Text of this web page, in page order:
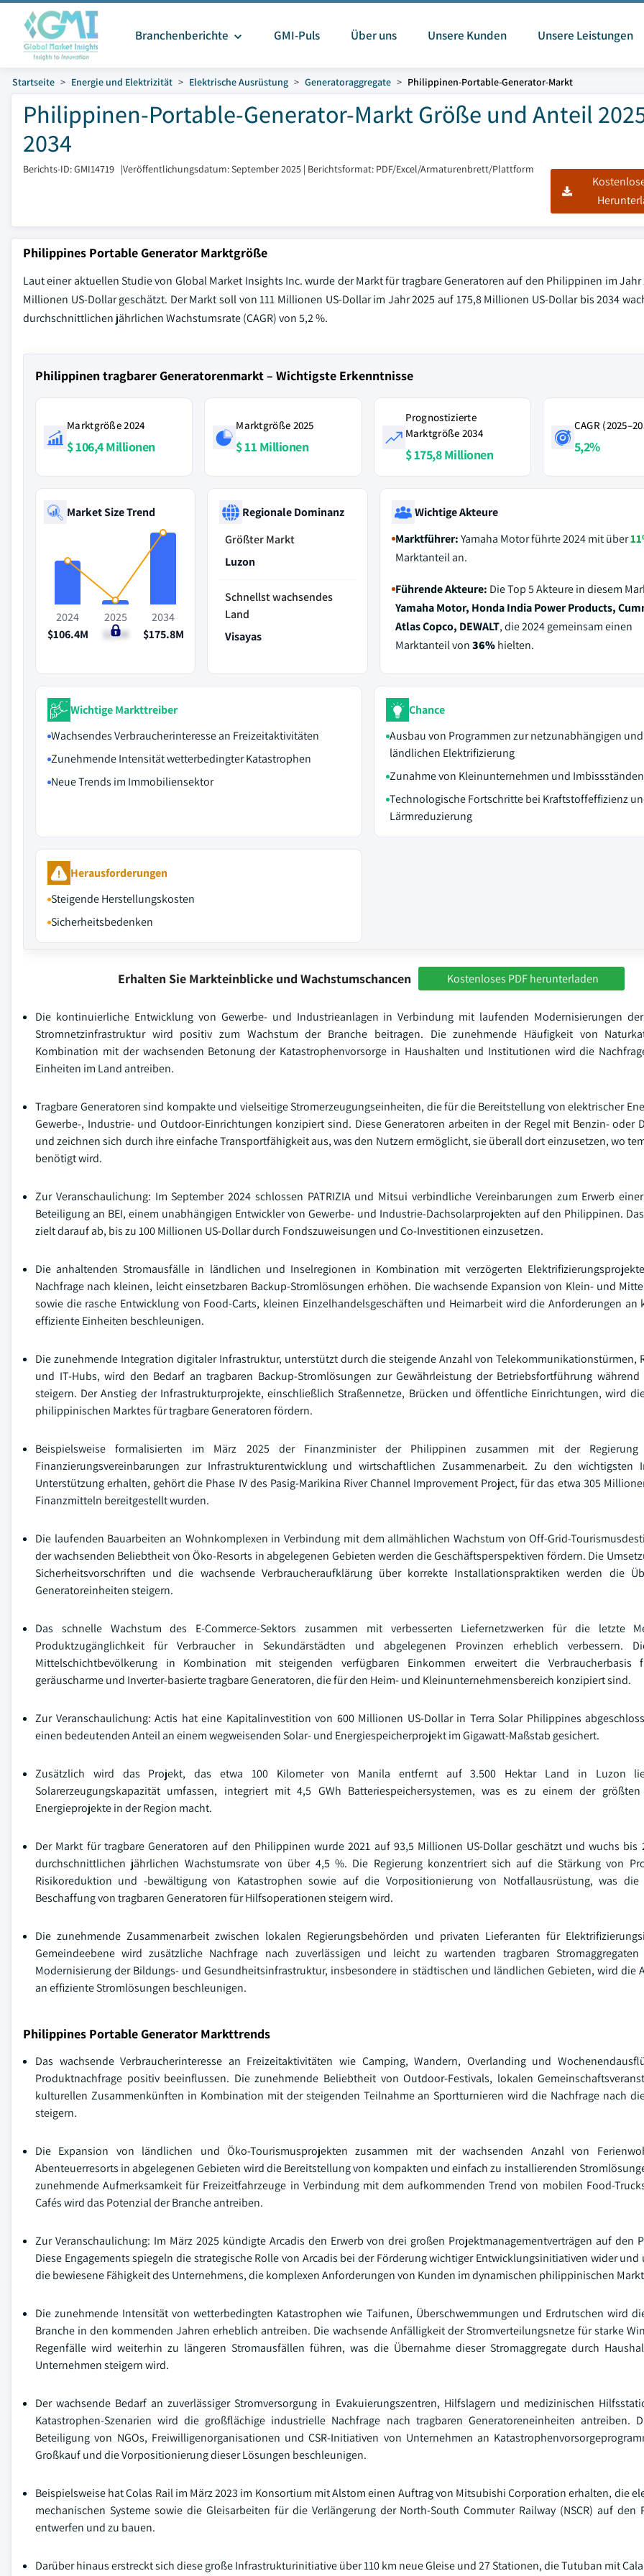
Branchenberichte GMI-Puls Über uns Unsere Kunden Unsere Leistungen
Startseite Energie und Elektrizität Elektrische Ausrüstung Generatoraggregate Philippinen-Portable-Generator-Markt
Philippinen-Portable-Generator-Markt Größe und Anteil
2034
Berichts-ID: GMI14719 |Veröffentlichungsdatum: September 2025 | Berichtsformat: PDF/Excel/Armaturenbrett/Plattform
Philippines Portable Generator Marktgröße
Laut einer aktuellen Studie von Global Market Insights Inc. wurde der Markt für tragbare Generatoren auf den Philippinen im Jahr
Millionen US-Dollar geschätzt. Der Markt soll von 111 Millionen US-Dollar im Jahr 2025 auf 175,8 Millionen US-Dollar bis 2034
durchschnittlichen jährlichen Wachstumsrate (CAGR) von 5,2 %.
Philippinen tragbarer Generatorenmarkt – Wichtigste Erkenntnisse
Marktgröße 2024
$ 106,4 Millionen
Marktgröße 2025
$ 11 Millionen
Prognostizierte
Marktgröße 2034
$ 175,8 Millionen
CAGR
5,2%
Market Size Trend
2024
$106.4M
2025
$11M
2034
$175.8M
Regionale Dominanz
Größter Markt
Luzon
Schnellst wachsendes
Land
Visayas
Wichtige Akteure
Marktführer:Yamaha Motor führte 2024 mit über
Marktanteil an.
Führende Akteure: Die Top 5 Akteure in diesem
Yamaha Motor, Honda India Power Products,
Atlas Copco, DEWALT, die 2024 gemeinsam einen
Marktanteil von36%hielten.
Wichtige Markttreiber
Wachsendes Verbraucherinteresse an Freizeitaktivitäten
Zunehmende Intensität wetterbedingter Katastrophen
Neue Trends im Immobiliensektor
Chance
Ausbau von Programmen zur netzunabhängigen und
ländlichen Elektrifizierung
Zunahme von Kleinunternehmen und Imbissständen
Technologische Fortschritte bei Kraftstoffeffizienz
Lärmreduzierung
Herausforderungen
Steigende Herstellungskosten
Sicherheitsbedenken
Erhalten Sie Markteinblicke und Wachstumschancen Kostenloses PDF herunterladen
Die kontinuierliche Entwicklung von Gewerbe- und Industrieanlagen in Verbindung mit laufenden Modernisierungen
Stromnetzinfrastruktur wird positiv zum Wachstum der Branche beitragen. Die zunehmende Häufigkeit von
Kombination mit der wachsenden Betonung der Katastrophenvorsorge in Haushalten und Institutionen wird die
Einheiten im Land antreiben.
Tragbare Generatoren sind kompakte und vielseitige Stromerzeugungseinheiten, die für die Bereitstellung von elektrischer
Gewerbe-, Industrie- und Outdoor-Einrichtungen konzipiert sind. Diese Generatoren arbeiten in der Regel mit Benzin- oder
und zeichnen sich durch ihre einfache Transportfähigkeit aus, was den Nutzern ermöglicht, sie überall dort einzusetzen, wo
benötigt wird.
Zur Veranschaulichung: Im September 2024 schlossen PATRIZIA und Mitsui verbindliche Vereinbarungen zum Erwerb
Beteiligung an BEI, einem unabhängigen Entwickler von Gewerbe- und Industrie-Dachsolarprojekten auf den Philippinen.
zielt darauf ab, bis zu 100 Millionen US-Dollar durch Fondszuweisungen und Co-Investitionen einzusetzen.
Die anhaltenden Stromausfälle in ländlichen und Inselregionen in Kombination mit verzögerten
Nachfrage nach kleinen, leicht einsetzbaren Backup-Stromlösungen erhöhen. Die wachsende Expansion von Klein- und
sowie die rasche Entwicklung von Food-Carts, kleinen Einzelhandelsgeschäften und Heimarbeit wird die Anforderungen an
effiziente Einheiten beschleunigen.
Die zunehmende Integration digitaler Infrastruktur, unterstützt durch die steigende Anzahl von Telekommunikationstürmen,
und IT-Hubs, wird den Bedarf an tragbaren Backup-Stromlösungen zur Gewährleistung der Betriebsfortführung
steigern. Der Anstieg der Infrastrukturprojekte, einschließlich Straßennetze, Brücken und öffentliche Einrichtungen, wird
philippinischen Marktes für tragbare Generatoren fördern.
Beispielsweise formalisierten im März 2025 der Finanzminister der Philippinen zusammen mit der
Finanzierungsvereinbarungen zur Infrastrukturentwicklung und wirtschaftlichen Zusammenarbeit. Zu den wichtigsten
Unterstützung erhalten, gehört die Phase IV des Pasig-Marikina River Channel Improvement Project, für das etwa 305
Finanzmitteln bereitgestellt wurden.
Die laufenden Bauarbeiten an Wohnkomplexen in Verbindung mit dem allmählichen Wachstum von Off-Grid-
der wachsenden Beliebtheit von Öko-Resorts in abgelegenen Gebieten werden die Geschäftsperspektiven fördern. Die
Sicherheitsvorschriften und die wachsende Verbraucheraufklärung über korrekte Installationspraktiken werden die
Generatoreinheiten steigern.
Das schnelle Wachstum des E-Commerce-Sektors zusammen mit verbesserten Liefernetzwerken für die letzte
Produktzugänglichkeit für Verbraucher in Sekundärstädten und abgelegenen Provinzen erheblich verbessern.
Mittelschichtbevölkerung in Kombination mit steigenden verfügbaren Einkommen erweitert die Verbraucherbasis
geräuscharme und Inverter-basierte tragbare Generatoren, die für den Heim- und Kleinunternehmensbereich konzipiert sind.
Zur Veranschaulichung: Actis hat eine Kapitalinvestition von 600 Millionen US-Dollar in Terra Solar Philippines
einen bedeutenden Anteil an einem wegweisenden Solar- und Energiespeicherprojekt im Gigawatt-Maßstab gesichert.
Zusätzlich wird das Projekt, das etwa 100 Kilometer von Manila entfernt auf 3.500 Hektar Land in Luzon
Solarerzeugungskapazität umfassen, integriert mit 4,5 GWh Batteriespeichersystemen, was es zu einem der größten
Energieprojekte in der Region macht.
Der Markt für tragbare Generatoren auf den Philippinen wurde 2021 auf 93,5 Millionen US-Dollar geschätzt und wuchs bis
durchschnittlichen jährlichen Wachstumsrate von über 4,5 %. Die Regierung konzentriert sich auf die Stärkung von
Risikoreduktion und -bewältigung von Katastrophen sowie auf die Vorpositionierung von Notfallausrüstung, was
Beschaffung von tragbaren Generatoren für Hilfsoperationen steigern wird.
Die zunehmende Zusammenarbeit zwischen lokalen Regierungsbehörden und privaten Lieferanten für
Gemeindeebene wird zusätzliche Nachfrage nach zuverlässigen und leicht zu wartenden tragbaren
Modernisierung der Bildungs- und Gesundheitsinfrastruktur, insbesondere in städtischen und ländlichen Gebieten, wird die
an effiziente Stromlösungen beschleunigen.
Philippines Portable Generator Markttrends
Das wachsende Verbraucherinteresse an Freizeitaktivitäten wie Camping, Wandern, Overlanding und
Produktnachfrage positiv beeinflussen. Die zunehmende Beliebtheit von Outdoor-Festivals, lokalen
kulturellen Zusammenkünften in Kombination mit der steigenden Teilnahme an Sportturnieren wird die Nachfrage nach
steigern.
Die Expansion von ländlichen und Öko-Tourismusprojekten zusammen mit der wachsenden Anzahl von
Abenteuerresorts in abgelegenen Gebieten wird die Bereitstellung von kompakten und einfach zu installierenden
zunehmende Aufmerksamkeit für Freizeitfahrzeuge in Verbindung mit dem aufkommenden Trend von mobilen Food-
Cafés wird das Potenzial der Branche antreiben.
Zur Veranschaulichung: Im März 2025 kündigte Arcadis den Erwerb von drei großen Projektmanagementverträgen auf den
Diese Engagements spiegeln die strategische Rolle von Arcadis bei der Förderung wichtiger Entwicklungsinitiativen wider
die bewiesene Fähigkeit des Unternehmens, die komplexen Anforderungen von Kunden im dynamischen philippinischen
Die zunehmende Intensität von wetterbedingten Katastrophen wie Taifunen, Überschwemmungen und Erdrutschen wird
Branche in den kommenden Jahren erheblich antreiben. Die wachsende Anfälligkeit der Stromverteilungsnetze für starke
Regenfälle wird weiterhin zu längeren Stromausfällen führen, was die Übernahme dieser Stromaggregate durch
Unternehmen steigern wird.
Der wachsende Bedarf an zuverlässiger Stromversorgung in Evakuierungszentren, Hilfslagern und medizinischen
Katastrophen-Szenarien wird die großflächige industrielle Nachfrage nach tragbaren Generatoreneinheiten antreiben.
Beteiligung von NGOs, Freiwilligenorganisationen und CSR-Initiativen von Unternehmen an
Großkauf und die Vorpositionierung dieser Lösungen beschleunigen.
Beispielsweise hat Colas Rail im März 2023 im Konsortium mit Alstom einen Auftrag von Mitsubishi Corporation erhalten, die
mechanischen Systeme sowie die Gleisarbeiten für die Verlängerung der North-South Commuter Railway (NSCR) auf den
entwerfen und zu bauen.
Darüber hinaus erstreckt sich diese große Infrastrukturinitiative über 110 km neue Gleise und 27 Stationen, die Tutuban mit